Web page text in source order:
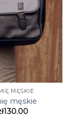
MĘSKIE
męskie
130.00